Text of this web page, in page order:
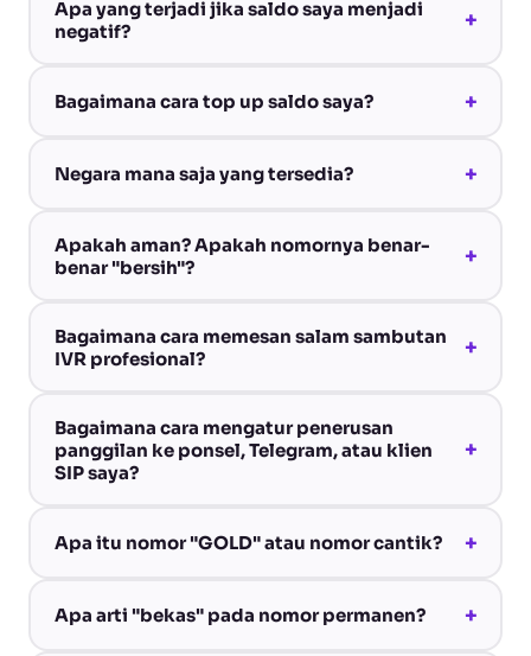
Apa yang terjadi jika saldo saya menjadi
negatif?
+
Bagaimana cara top up saldo saya? +
Negara mana saja yang tersedia? +
Apakah aman? Apakah nomornya benar-
benar "bersih"?
+
Bagaimana cara memesan salam sambutan
IVR profesional?
+
Bagaimana cara mengatur penerusan
panggilan ke ponsel, Telegram, atau klien
SIP saya?
+
Apa itu nomor "GOLD" atau nomor cantik? +
Apa arti "bekas" pada nomor permanen? +